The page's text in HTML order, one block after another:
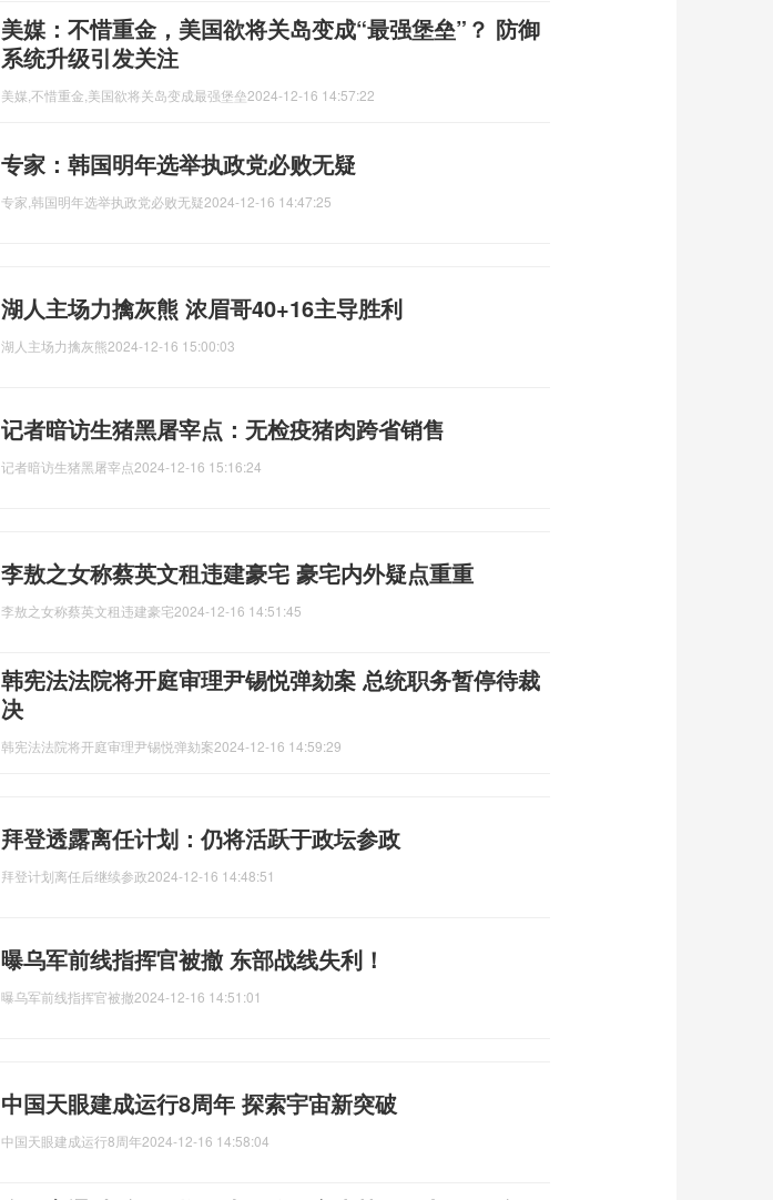
美媒：不惜重金，美国欲将关岛变成“最强堡垒”？ 防御
系统升级引发关注
美媒,不惜重金,美国欲将关岛变成最强堡垒2024-12-16 14:57:22
专家：韩国明年选举执政党必败无疑
专家,韩国明年选举执政党必败无疑2024-12-16 14:47:25
湖人主场力擒灰熊 浓眉哥40+16主导胜利
湖人主场力擒灰熊2024-12-16 15:00:03
记者暗访生猪黑屠宰点：无检疫猪肉跨省销售
记者暗访生猪黑屠宰点2024-12-16 15:16:24
李敖之女称蔡英文租违建豪宅 豪宅内外疑点重重
李敖之女称蔡英文租违建豪宅2024-12-16 14:51:45
韩宪法法院将开庭审理尹锡悦弹劾案 总统职务暂停待裁
决
韩宪法法院将开庭审理尹锡悦弹劾案2024-12-16 14:59:29
拜登透露离任计划：仍将活跃于政坛参政
拜登计划离任后继续参政2024-12-16 14:48:51
曝乌军前线指挥官被撤 东部战线失利！
曝乌军前线指挥官被撤2024-12-16 14:51:01
中国天眼建成运行8周年 探索宇宙新突破
中国天眼建成运行8周年2024-12-16 14:58:04